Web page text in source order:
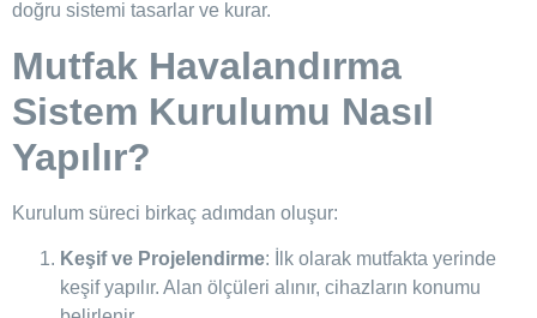
doğru sistemi tasarlar ve kurar.
Mutfak Havalandırma
Sistem Kurulumu Nasıl
Yapılır?
Kurulum süreci birkaç adımdan oluşur:
Keşif ve Projelendirme: İlk olarak mutfakta yerinde
keşif yapılır. Alan ölçüleri alınır, cihazların konumu